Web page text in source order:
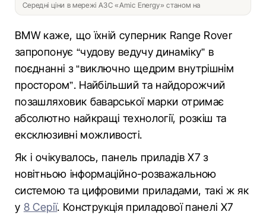
Середні ціни в мережі АЗС «Amic Energy» станом на
BMW каже, що їхній суперник Range Rover
запропонує “чудову ведучу динаміку” в
поєднанні з “виключно щедрим внутрішнім
простором”. Найбільший та найдорожчий
позашляховик баварської марки отримає
абсолютно найкращі технології, розкіш та
ексклюзивні можливості.
Як і очікувалось, панель приладів X7 з
новітньою інформаційно-розважальною
системою та цифровими приладами, такі ж як
у 8 Серії. Конструкція приладової панелі X7